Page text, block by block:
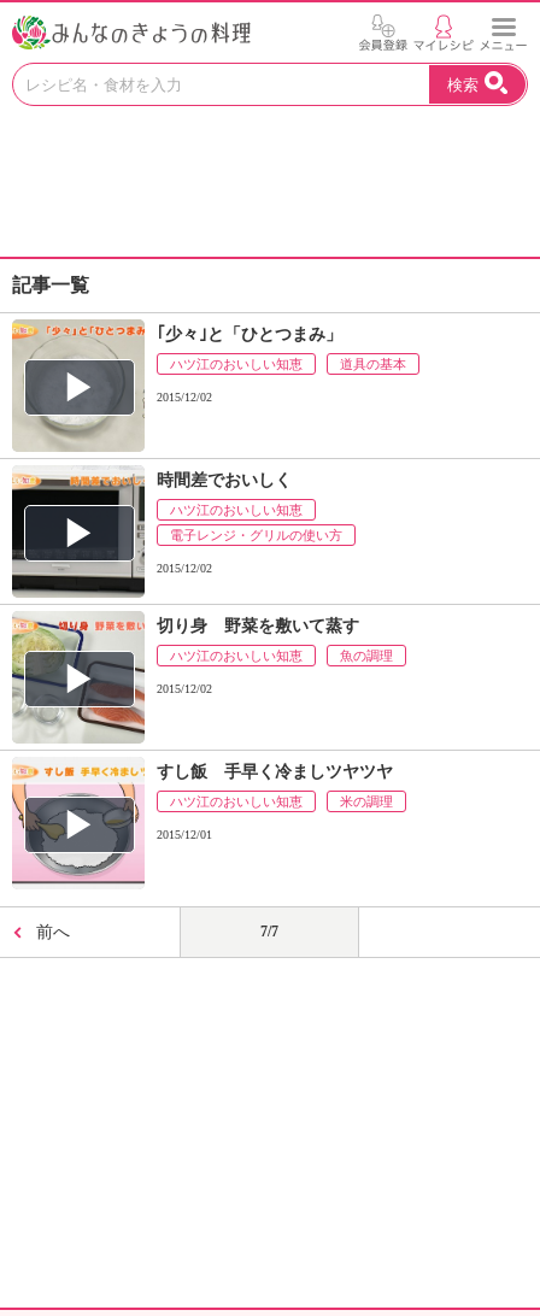
お
見
け
よ
う
エ
デ
ュ
シ
ョ
ナ
み
ん
な
の
検索
記事一覧
｢少々｣と「ひとつまみ」
ハツ江のおいしい知恵 道具の基本
2015/12/02
時間差でおいしく
ハツ江のおいしい知恵
電子レンジ・グリルの使い方
2015/12/02
切り身 野菜を敷いて蒸す
ハツ江のおいしい知恵 魚の調理
2015/12/02
すし飯 手早く冷ましツヤツヤ
ハツ江のおいしい知恵 米の調理
2015/12/01
前へ 7/7